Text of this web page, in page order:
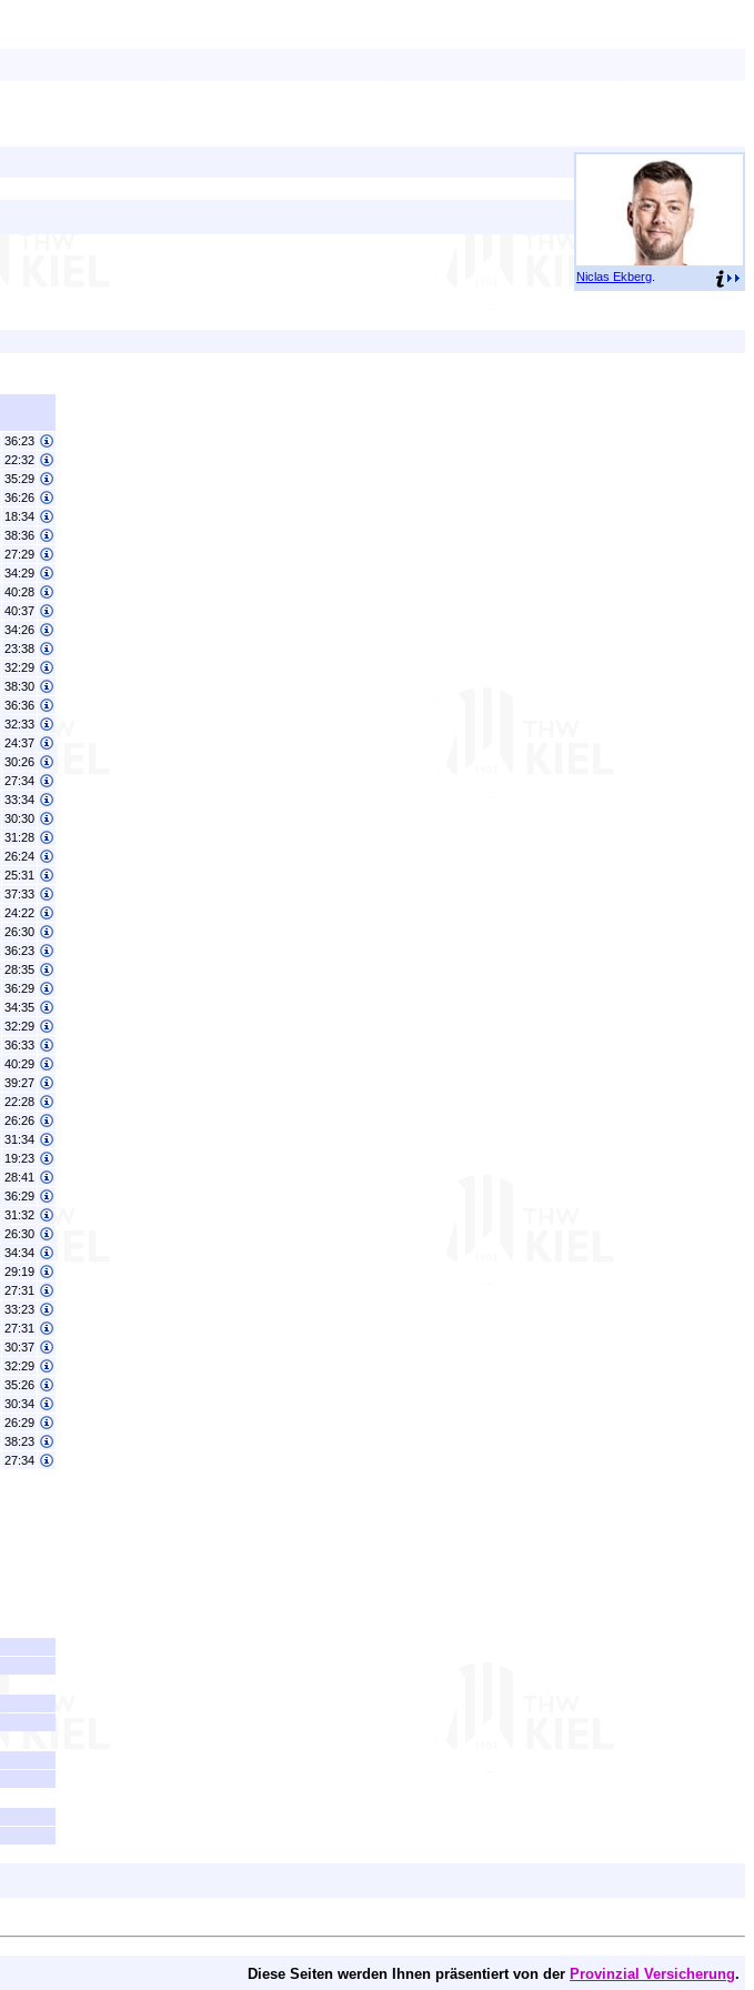
Niclas Ekberg
36:23
22:32
35:29
36:26
18:34
38:36
27:29
34:29
40:28
40:37
34:26
23:38
32:29
38:30
36:36
32:33
24:37
30:26
27:34
33:34
30:30
31:28
26:24
25:31
37:33
24:22
26:30
36:23
28:35
36:29
34:35
32:29
36:33
40:29
39:27
22:28
26:26
31:34
19:23
28:41
36:29
31:32
26:30
34:34
29:19
27:31
33:23
27:31
30:37
32:29
35:26
30:34
26:29
38:23
27:34
Diese Seiten werden Ihnen präsentiert von der Provinzial Versicherung.